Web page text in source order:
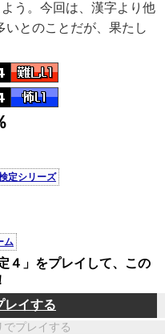
う。今回は、漢字より他
いとのことだが、果たし
定シリーズ
ム
４」をプレイして、この
レイする
プレイする